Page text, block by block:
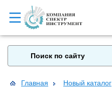
Главная Новый каталог